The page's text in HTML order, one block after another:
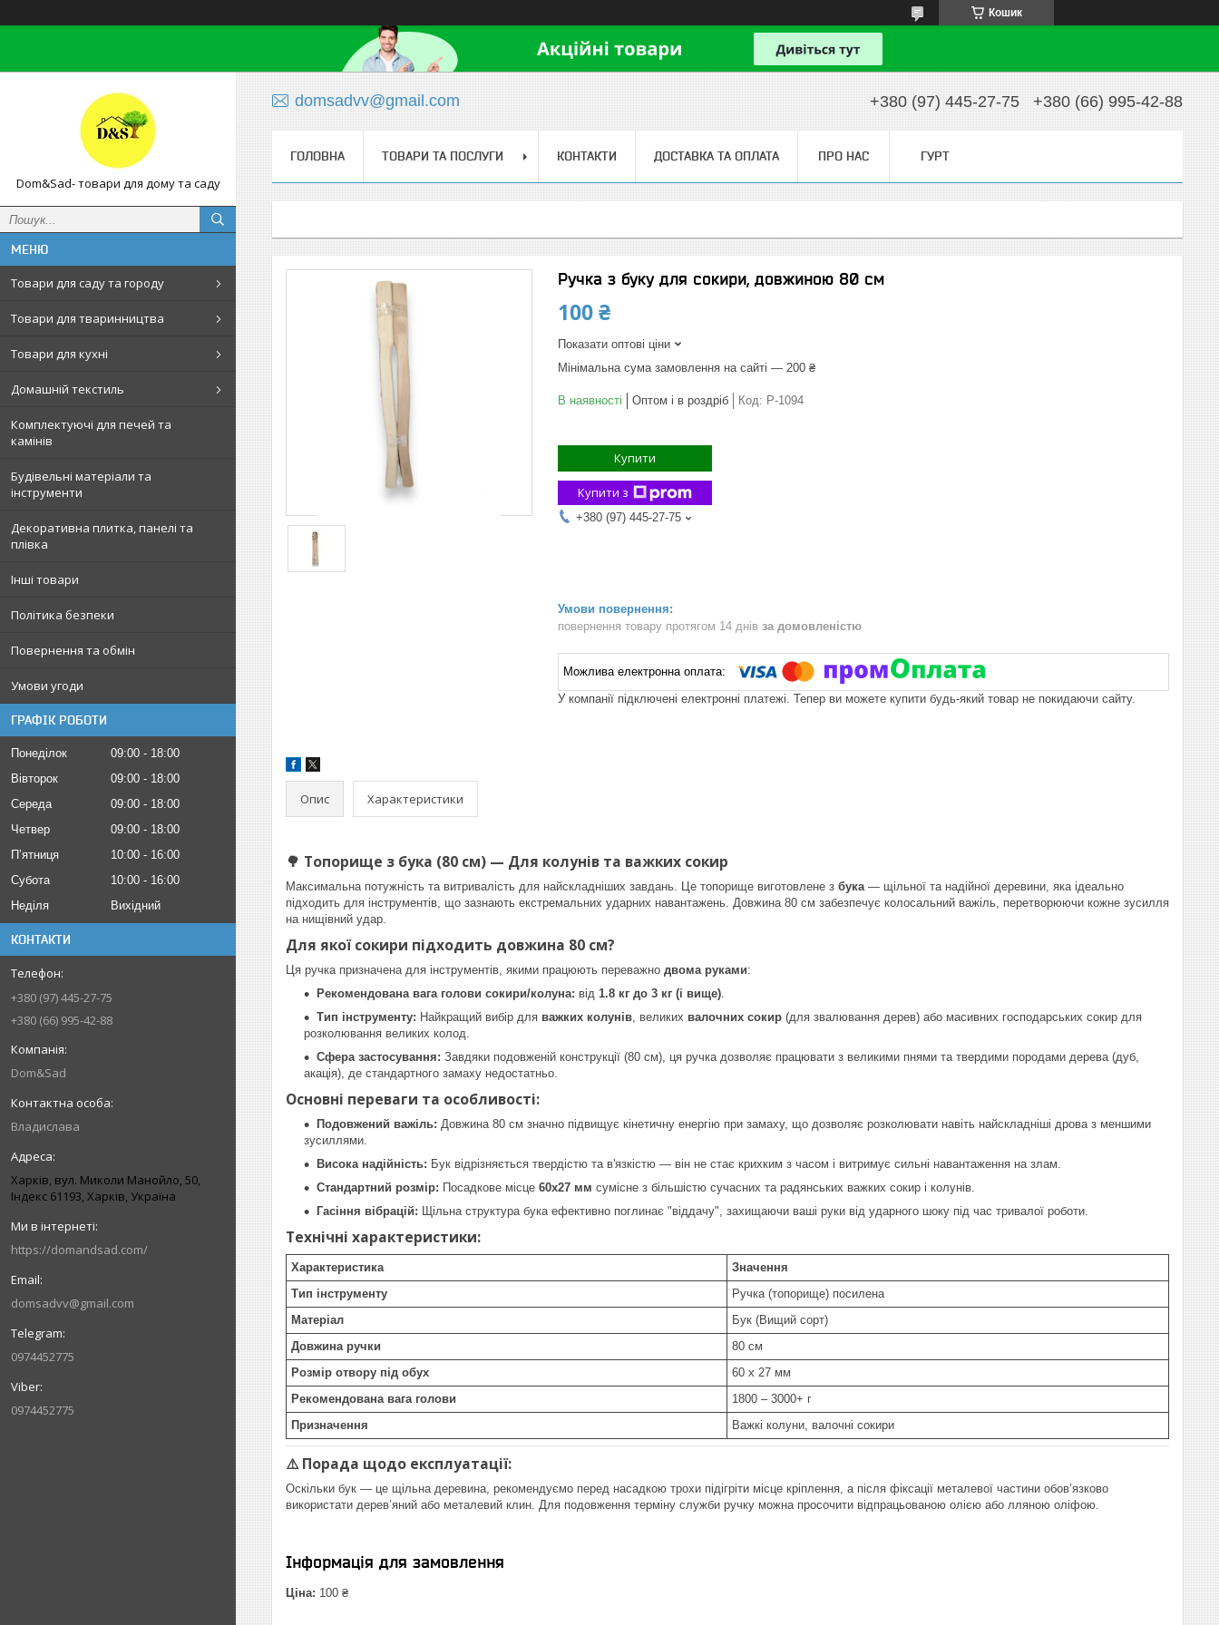
Кошик
Dom&Sad- товари для дому та саду
Товари для саду та городу
Товари для тваринництва
Товари для кухні
Домашній текстиль
Комплектуючі для печей та
камінів
Будівельні матеріали та
інструменти
Декоративна плитка, панелі та
плівка
Інші товари
Політика безпеки
Повернення та обмін
Умови угоди
ГРАФІК РОБОТИ
Понеділок 09:00
18:00
Вівторок
09:00
18:00
Середа
09:00
18:00
Четвер
09:00
18:00
Пʼятниця
10:00
16:00
Субота
10:00
16:00
Неділя
Вихідний
КОНТАКТИ
+380 (97) 445-27-75
+380 (66) 995-42-88
Dom&Sad
Владислава
Харків, вул. Миколи Манойло, 50,
Індекс 61193, Харків, Україна
https://domandsad.com/
domsadvv@gmail.com
0974452775
0974452775
domsadvv@gmail.com +380 (97) 445-27-75 +380 (66) 995-42-88
ГОЛОВНА ТОВАРИ ТА ПОСЛУГИ КОНТАКТИ ДОСТАВКА ТА ОПЛАТА ПРО НАС ГУРТ
Ручка з буку для сокири, довжиною 80 см
100 ₴
Показати оптові ціни
Мінімальна сума замовлення на сайті — 200 ₴
В наявності Оптом і в роздріб Код: Р-1094
Купити
Купити з
+380 (97) 445-27-75
повернення товару протягом 14 днів за домовленістю
У компанії підключені електронні платежі. Тепер ви можете купити будь-який товар не покидаючи сайту.
Опис Характеристики
🌳 Топорище з бука (80 см) — Для колунів та важких сокир
Максимальна потужність та витривалість для найскладніших завдань. Це топорище виготовлене з бука— щільної та надійної деревини, яка ідеально
підходить для інструментів, що зазнають екстремальних ударних навантажень. Довжина 80 см забезпечує колосальний важіль, перетворюючи кожне зусилля
на нищівний удар.
Для якої сокири підходить довжина 80 см?
Ця ручка призначена для інструментів, якими працюють переважно двома руками:
Рекомендована вага голови сокири/колуна: від 1.8 кг до 3 кг (і вище).
Тип інструменту: Найкращий вибір для важких колунів, великих валочних сокир (для звалювання дерев) або масивних господарських сокир для
розколювання великих колод.
Сфера застосування: Завдяки подовженій конструкції (80 см), ця ручка дозволяє працювати з великими пнями та твердими породами дерева (дуб,
акація), де стандартного замаху недостатньо.
Основні переваги та особливості:
Подовжений важіль: Довжина 80 см значно підвищує кінетичну енергію при замаху, що дозволяє розколювати навіть найскладніші дрова з меншими
зусиллями.
Висока надійність: Бук відрізняється твердістю та в'язкістю — він не стає крихким з часом і витримує сильні навантаження на злам.
Стандартний розмір: Посадкове місце 60х27 мм сумісне з більшістю сучасних та радянських важких сокир і колунів.
Гасіння вібрацій: Щільна структура бука ефективно поглинає "віддачу", захищаючи ваші руки від ударного шоку під час тривалої роботи.
Технічні характеристики:
Характеристика
Значення
Тип інструменту
Ручка (топорище) посилена
Матеріал
Бук (Вищий сорт)
Довжина ручки
80 см
Розмір отвору під обух
60 х 27 мм
Рекомендована вага голови
1800 – 3000+ г
Призначення
Важкі колуни, валочні сокири
⚠️ Порада щодо експлуатації:
Оскільки бук — це щільна деревина, рекомендуємо перед насадкою трохи підігріти місце кріплення, а після фіксації металевої частини обов’язково
використати дерев’яний або металевий клин. Для подовження терміну служби ручку можна просочити відпрацьованою олією або лляною оліфою.
Інформація для замовлення
Ціна: 100 ₴